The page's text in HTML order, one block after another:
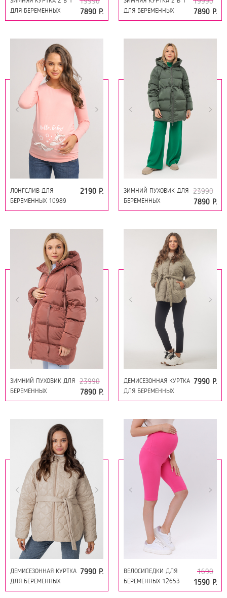
ДЛЯ БЕРЕМЕННЫХ
12130 СЕРЫЙ ГРАФИТ
7890 Р.
ДЛЯ БЕРЕМЕННЫХ
12130 ГОЛУБОЙ ТУМАН
7890 Р.
ЛОНГСЛИВ ДЛЯ
БЕРЕМЕННЫХ 10989
КОРАЛЛ ПРИНТ КЕДЫ
2190 Р.
ЗИМНИЙ ПУХОВИК ДЛЯ
БЕРЕМЕННЫХ
(ГУСИНЫЙ ПУХ) 14019
23990
7890 Р.
ЗИМНИЙ ПУХОВИК ДЛЯ
БЕРЕМЕННЫХ
(ГУСИНЫЙ ПУХ) 14019
23990
7890 Р.
ДЕМИСЕЗОННАЯ КУРТКА
ДЛЯ БЕРЕМЕННЫХ
14090 ШАЛФЕЙ
7990 Р.
ДЕМИСЕЗОННАЯ КУРТКА
ДЛЯ БЕРЕМЕННЫХ
14090 БЕЖЕВЫЙ
7990 Р.
ВЕЛОСИПЕДКИ ДЛЯ
БЕРЕМЕННЫХ 12653
ФУКСИЯ
1690
1590 Р.